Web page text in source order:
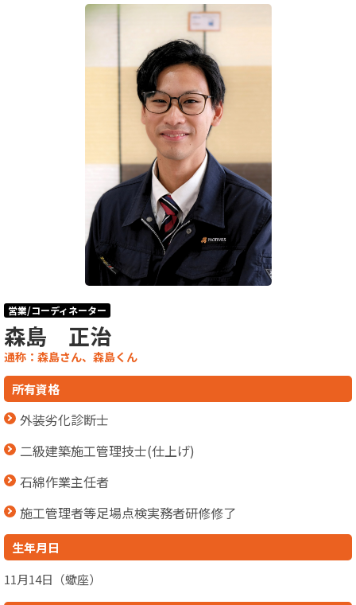
営業/コーディネーター
森島 正治
通称：森島さん、森島くん
所有資格
外装劣化診断士
二級建築施工管理技士(仕上げ)
石綿作業主任者
施工管理者等足場点検実務者研修修了
生年月日
11月14日（蠍座）